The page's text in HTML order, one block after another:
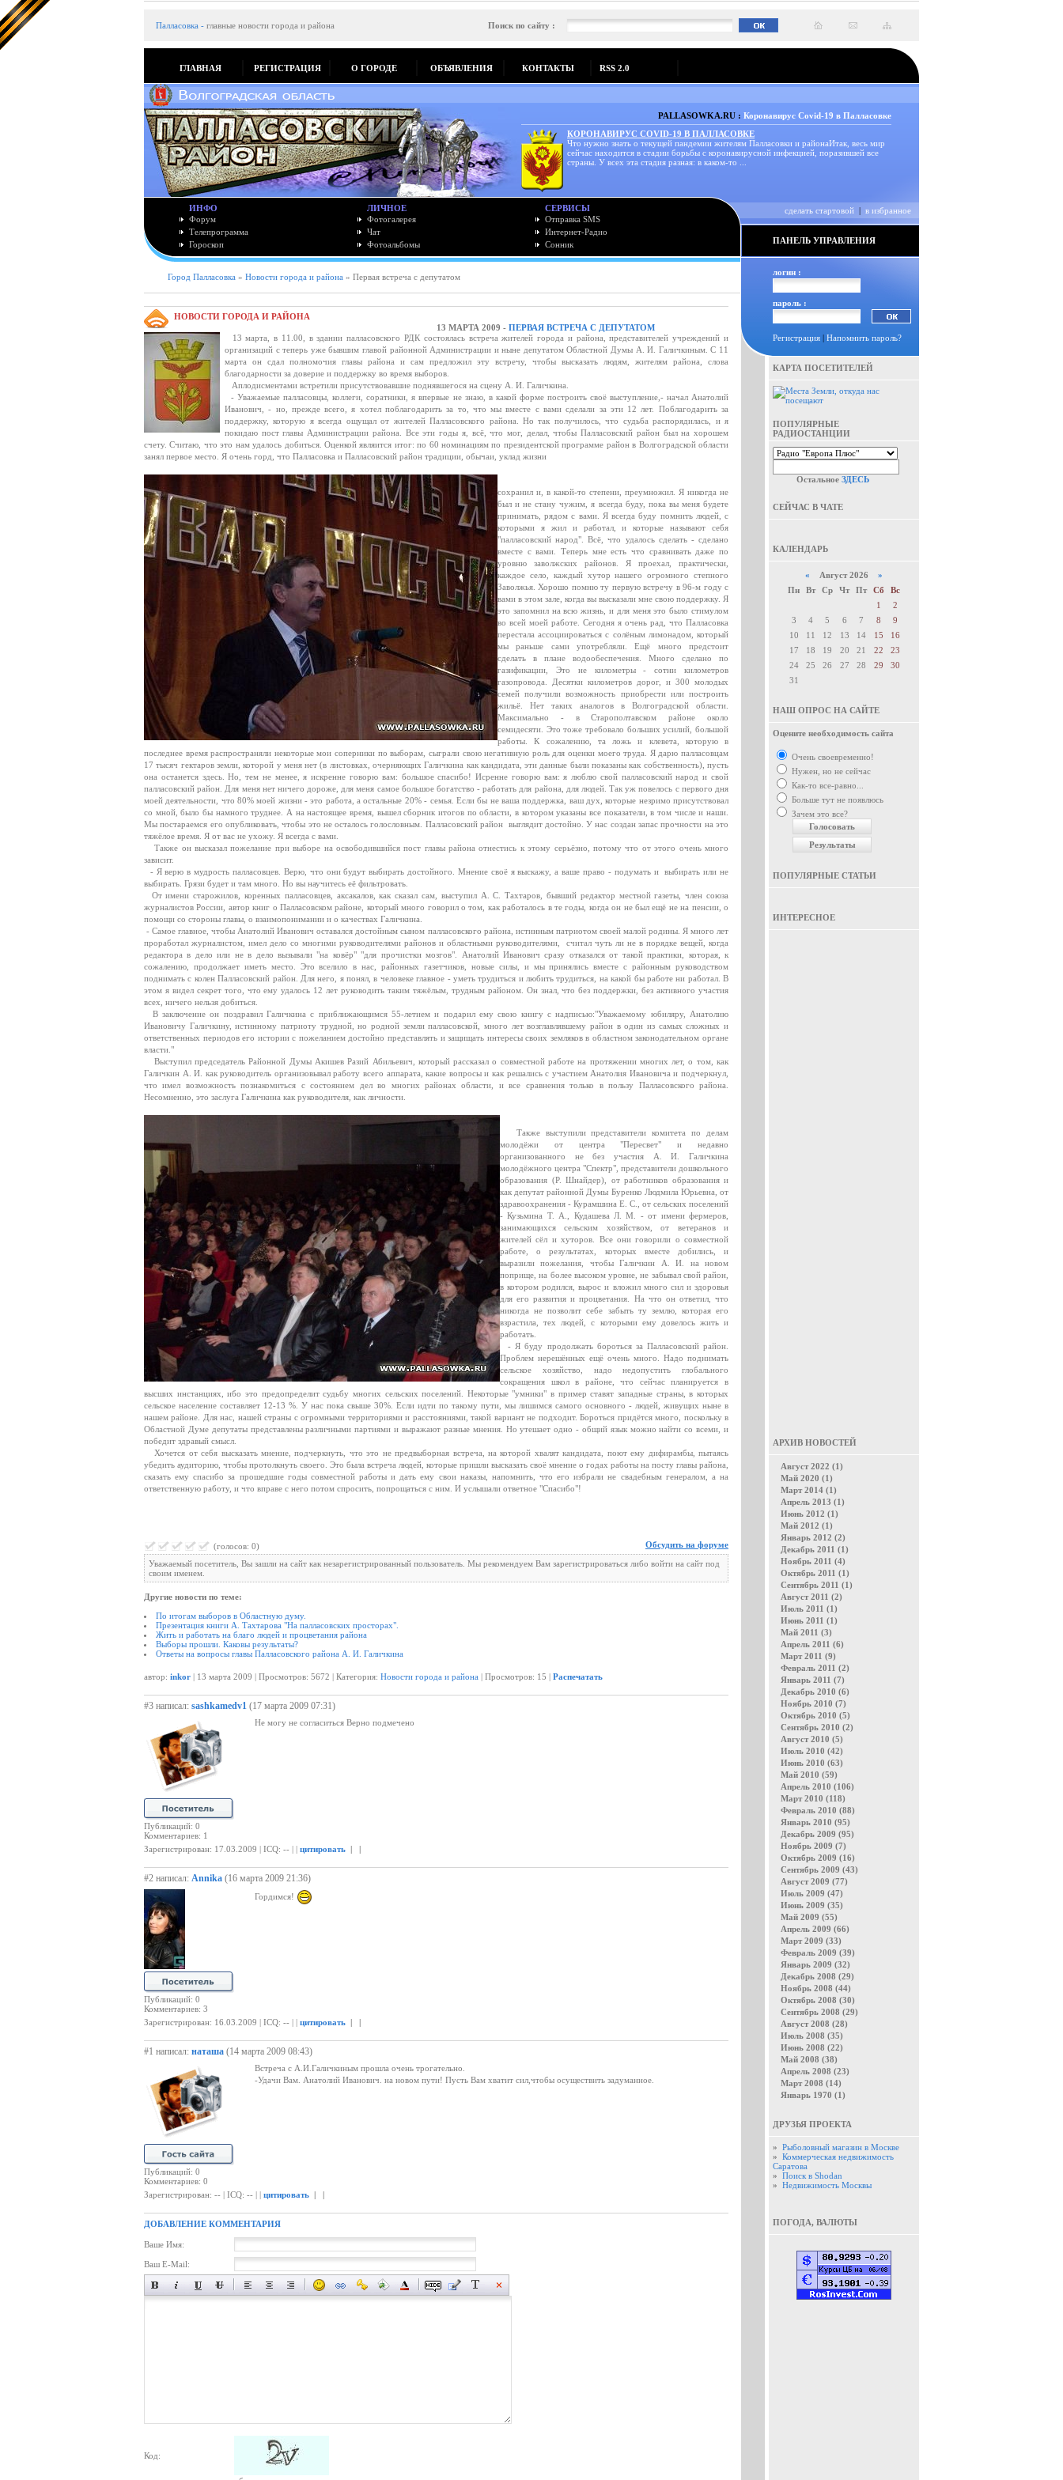
Палласовка - главные новости города и района Поиск по сайту :
ГЛАВНАЯ РЕГИСТРАЦИЯ О ГОРОДЕ ОБЪЯВЛЕНИЯ КОНТАКТЫ RSS 2.0
PALLASOWKA.RU : Коронавирус Covid-19 в Палласовке
КОРОНАВИРУС COVID-19 В ПАЛЛАСОВКЕ
Что нужно знать о текущей пандемии жителям Палласовки и районаИтак, весь мир
сейчас находится в стадии борьбы с коронавирусной инфекцией, поразившей все
страны. У всех эта стадия разная: в каком-то ...
ИНФО
Форум
Телепрограмма
Гороскоп
ЛИЧНОЕ
Фотогалерея
Чат
Фотоальбомы
СЕРВИСЫ
Отправка SMS
Интернет-Радио
Сонник
сделать стартовой | в избранное
ПАНЕЛЬ УПРАВЛЕНИЯ
Город Палласовка » Новости города и района » Первая встреча с депутатом
НОВОСТИ ГОРОДА И РАЙОНА
13 МАРТА 2009 - ПЕРВАЯ ВСТРЕЧА С ДЕПУТАТОМ
13 марта, в 11.00, в здании палласовского РДК состоялась встреча жителей города и района, представителей учреждений и
организаций с теперь уже бывшим главой районной Администрации и ныне депутатом Областной Думы А. И. Галичкиным. С 11
марта он сдал полномочия главы района и сам предложил эту встречу, чтобы высказать людям, жителям района, слова
благодарности за доверие и поддержку во время выборов.
Аплодисментами встретили присутствовавшие поднявшегося на сцену А. И. Галичкина.
- Уважаемые палласовцы, коллеги, соратники, я впервые не знаю, в какой форме построить своё выступление,- начал Анатолий
Иванович, - но, прежде всего, я хотел поблагодарить за то, что мы вместе с вами сделали за эти 12 лет. Поблагодарить за
поддержку, которую я всегда ощущал от жителей Палласовского района. Но так получилось, что судьба распорядилась, и я
покидаю пост главы Администрации района. Все эти годы я, всё, что мог, делал, чтобы Палласовский район был на хорошем
счету. Считаю, что это нам удалось добиться. Оценкой являится итог: по 60 номинациям по президентской программе район в Волгоградской области
занял первое место. Я очень горд, что Палласовка и Палласовский район традиции, обычаи, уклад жизни
сохранил и, в какой-то степени, преумножил. Я никогда не
был и не стану чужим, я всегда буду, пока вы меня будете
принимать, рядом с вами. Я всегда буду помнить людей, с
которыми я жил и работал, и которые называют себя
"палласовский народ". Всё, что удалось сделать - сделано
вместе с вами. Теперь мне есть что сравнивать даже по
уровню заволжских районов. Я проехал, практически,
каждое село, каждый хутор нашего огромного степного
Заволжья. Хорошо помню ту первую встречу в 96-м году с
вами в этом зале, когда вы высказали мне свою поддержку. Я
это запомнил на всю жизнь, и для меня это было стимулом
во всей моей работе. Сегодня я очень рад, что Палласовка
перестала ассоциироваться с солёным лимонадом, который
мы раньше сами употребляли. Ещё много предстоит
сделать в плане водообеспечения. Много сделано по
газификации, Это не километры - сотни километров
газопровода. Десятки километров дорог, и 300 молодых
семей получили возможность приобрести или построить
жильё. Нет таких аналогов в Волгоградской области.
Максимально - в Старополтавском районе около
семидесяти. Это тоже требовало больших усилий, большой
работы. К сожалению, та ложь и клевета, которую в
последнее время распространяли некоторые мои соперники по выборам, сыграли свою негативную роль для оценки моего труда. Я дарю палласовцам
17 тысяч гектаров земли, которой у меня нет (в листовках, очерняющих Галичкина как кандидата, эти данные были показаны как собственность), пусть
она останется здесь. Но, тем не менее, я искренне говорю вам: большое спасибо! Исренне говорю вам: я люблю свой палласовский народ и свой
палласовский район. Для меня нет ничего дороже, для меня самое большое богатство - работать для района, для людей. Так уж повелось с первого дня
моей деятельности, что 80% моей жизни - это работа, а остальные 20% - семья. Если бы не ваша поддержка, ваш дух, которые незримо присутствовал
со мной, было бы намного труднее. А на настоящее время, вышел сборник итогов по области, в котором указаны все показатели, в том числе и наши.
Мы постараемся его опубликовать, чтобы это не осталось голословным. Палласовский район выглядит достойно. У нас создан запас прочности на это
тяжёлое время. Я от вас не ухожу. Я всегда с вами.
Также он высказал пожелание при выборе на освободившийся пост главы района отнестись к этому серьёзно, потому что от этого очень много
зависит.
- Я верю в мудрость палласовцев. Верю, что они будут выбирать достойного. Мнение своё я выскажу, а ваше право - подумать и выбирать или не
выбирать. Грязи будет и там много. Но вы научитесь её фильтровать.
От имени старожилов, коренных палласовцев, аксакалов, как сказал сам, выступил А. С. Тахтаров, бывший редактор местной газеты, член союза
журналистов России, автор книг о Палласовском районе, который много говорил о том, как работалось в те годы, когда он не был ещё не на пенсии, о
помощи со стороны главы, о взаимопонимании и о качествах Галичкина.
- Самое главное, чтобы Анатолий Иванович оставался достойным сыном палласовского района, истинным патриотом своей малой родины. Я много лет
проработал журналистом, имел дело со многими руководителями районов и областными руководителями, считал чуть ли не в порядке вещей, когда
редактора в дело или не в дело вызывали "на ковёр" "для прочистки мозгов". Анатолий Иванович сразу отказался от такой практики, которая, к
сожалению, продолжает иметь место. Это вселило в нас, районных газетчиков, новые силы, и мы принялись вместе с районным руководством
поднимать с колен Палласовский район. Для него, я понял, в человеке главное - уметь трудиться и любить трудиться, на какой бы работе ни работал. В
этом я видел секрет того, что ему удалось 12 лет руководить таким тяжёлым, трудным районом. Он знал, что без поддержки, без активного участия
всех, ничего нельзя добиться.
В заключение он поздравил Галичкина с приближающимся 55-летием и подарил ему свою книгу с надписью:"Уважаемому юбиляру, Анатолию
Ивановичу Галичкину, истинному патриоту трудной, но родной земли палласовской, много лет возглавлявшему район в один из самых сложных и
ответственных периодов его истории с пожеланием достойно представлять и защищать интересы своих земляков в областном законодательном органе
власти."
Выступил председатель Районной Думы Акишев Разий Абильевич, который рассказал о совместной работе на протяжении многих лет, о том, как
Галичкин А. И. как руководитель организовывал работу всего аппарата, какие вопросы и как решались с участием Анатолия Ивановича и подчеркнул,
что имел возможность познакомиться с состоянием дел во многих районах области, и все сравнения только в пользу Палласовского района.
Несомненно, это заслуга Галичкина как руководителя, как личности.
Также выступили представители комитета по делам
молодёжи от центра "Пересвет" и недавно
организованного не без участия А. И. Галичкина
молодёжного центра "Спектр", представители дошкольного
образования (Р. Шнайдер), от работников образования и
как депутат районной Думы Буренко Людмила Юрьевна, от
здравоохранения - Курамшина Е. С., от сельских поселений
- Кузьмина Т. А., Кудашева Л. М. - от имени фермеров,
занимающихся сельским хозяйством, от ветеранов и
жителей сёл и хуторов. Все они говорили о совместной
работе, о результатах, которых вместе добились, и
выразили пожелания, чтобы Галичкин А. И. на новом
поприще, на более высоком уровне, не забывал свой район,
в котором родился, вырос и вложил много сил и здоровья
для его развития и процветания. На что он ответил, что
никогда не позволит себе забыть ту землю, которая его
взрастила, тех людей, с которыми ему довелось жить и
работать.
- Я буду продолжать бороться за Палласовский район.
Проблем нерешённых ещё очень много. Надо поднимать
сельское хозяйство, надо недопустить глобального
сокращения школ в районе, что сейчас планируется в
высших инстанциях, ибо это предопределит судьбу многих сельских поселений. Некоторые "умники" в пример ставят западные страны, в которых
сельское население составляет 12-13 %. У нас пока свыше 30%. Если идти по такому пути, мы лишимся самого основного - людей, живущих ныне в
нашем районе. Для нас, нашей страны с огромными территориями и расстояниями, такой вариант не подходит. Бороться придётся много, поскольку в
Областной Думе депутаты представлены различными партиями и выражают разные мнения. Но утешает одно - общий язык можно найти со всеми, и
победит здравый смысл.
Хочется от себя высказать мнение, подчеркнуть, что это не предвыборная встреча, на которой хвалят кандидата, поют ему дифирамбы, пытаясь
убедить аудиторию, чтобы протолкнуть своего. Это была встреча людей, которые пришли высказать своё мнение о годах работы на посту главы района,
сказать ему спасибо за прошедшие годы совместной работы и дать ему свои наказы, напомнить, что его избрали не свадебным генералом, а на
ответственную работу, и что вправе с него потом спросить, попрощаться с ним. И услышали ответное "Спасибо"!
(голосов: 0)
Обсудить на форуме
Уважаемый посетитель, Вы зашли на сайт как незарегистрированный пользователь. Мы рекомендуем Вам зарегистрироваться либо войти на сайт под
своим именем.
Другие новости по теме:
По итогам выборов в Областную думу.
Презентация книги А. Тахтарова "На палласовских просторах".
Жить и работать на благо людей и процветания района
Выборы прошли. Каковы результаты?
Ответы на вопросы главы Палласовского района А. И. Галичкина
автор: inkor | 13 марта 2009 | Просмотров: 5672 | Категория: Новости города и района | Просмотров: 15 | Распечатать
#3 написал: sashkamedv1 (17 марта 2009 07:31)
Публикаций: 0
Комментариев: 1
Не могу не согласиться Верно подмечено
Зарегистрирован: 17.03.2009 | ICQ: -- | | цитировать | |
#2 написал: Annika (16 марта 2009 21:36)
Публикаций: 0
Комментариев: 3
Гордимся!
Зарегистрирован: 16.03.2009 | ICQ: -- | | цитировать | |
#1 написал: наташа (14 марта 2009 08:43)
Публикаций: 0
Комментариев: 0
Встреча с А.И.Галичкиным прошла очень трогательно.
-Удачи Вам. Анатолий Иванович. на новом пути! Пусть Вам хватит сил,чтобы осуществить задуманное.
Зарегистрирован: -- | ICQ: -- | | цитировать | |
ДОБАВЛЕНИЕ КОММЕНТАРИЯ
Ваше Имя:
Ваш E-Mail:
Код:
логин :
пароль :
Регистрация | Напомнить пароль?
КАРТА ПОСЕТИТЕЛЕЙ
ПОПУЛЯРНЫЕ
РАДИОСТАНЦИИ
Остальное ЗДЕСЬ
СЕЙЧАС В ЧАТЕ
КАЛЕНДАРЬ
« Август 2026 »
Пн
Вт Ср Чт Пт Сб
Вс
1
2
3
4 5 6 7 8
9
10
11 12 13 14 15
16
17
18 19 20 21 22
23
24
25 26 27 28 29
30
31
НАШ ОПРОС НА САЙТЕ
Оцените необходимость сайта
Очень своевременно!
Нужен, но не сейчас
Как-то все-равно...
Больше тут не появлюсь
Зачем это все?
ПОПУЛЯРНЫЕ СТАТЬИ
ИНТЕРЕСНОЕ
АРХИВ НОВОСТЕЙ
Август 2022 (1)
Май 2020 (1)
Март 2014 (1)
Апрель 2013 (1)
Июнь 2012 (1)
Май 2012 (1)
Январь 2012 (2)
Декабрь 2011 (1)
Ноябрь 2011 (4)
Октябрь 2011 (1)
Сентябрь 2011 (1)
Август 2011 (2)
Июль 2011 (1)
Июнь 2011 (1)
Май 2011 (3)
Апрель 2011 (6)
Март 2011 (9)
Февраль 2011 (2)
Январь 2011 (7)
Декабрь 2010 (6)
Ноябрь 2010 (7)
Октябрь 2010 (5)
Сентябрь 2010 (2)
Август 2010 (5)
Июль 2010 (42)
Июнь 2010 (63)
Май 2010 (59)
Апрель 2010 (106)
Март 2010 (118)
Февраль 2010 (88)
Январь 2010 (95)
Декабрь 2009 (95)
Ноябрь 2009 (7)
Октябрь 2009 (16)
Сентябрь 2009 (43)
Август 2009 (77)
Июль 2009 (47)
Июнь 2009 (35)
Май 2009 (55)
Апрель 2009 (66)
Март 2009 (33)
Февраль 2009 (39)
Январь 2009 (32)
Декабрь 2008 (29)
Ноябрь 2008 (44)
Октябрь 2008 (30)
Сентябрь 2008 (29)
Август 2008 (28)
Июль 2008 (35)
Июнь 2008 (22)
Май 2008 (38)
Апрель 2008 (23)
Март 2008 (14)
Январь 1970 (1)
ДРУЗЬЯ ПРОЕКТА
» Рыболовный магазин в Москве
» Коммерческая недвижимость
Саратова
» Поиск в Shodan
» Недвижимость Москвы
ПОГОДА, ВАЛЮТЫ